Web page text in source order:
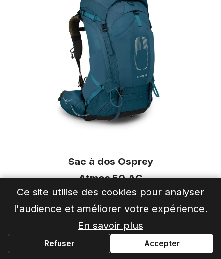
Sac à dos Osprey
Atmos 50 AG
Plus bas prix 30 j
Ce site utilise des cookies pour analyser
l'audience et améliorer votre expérience.
En savoir plus
Refuser Accepter